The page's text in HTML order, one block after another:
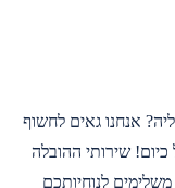
אנחנו גאים לחשוף
כיום! שירותי ההובלה
לנוחיותכם